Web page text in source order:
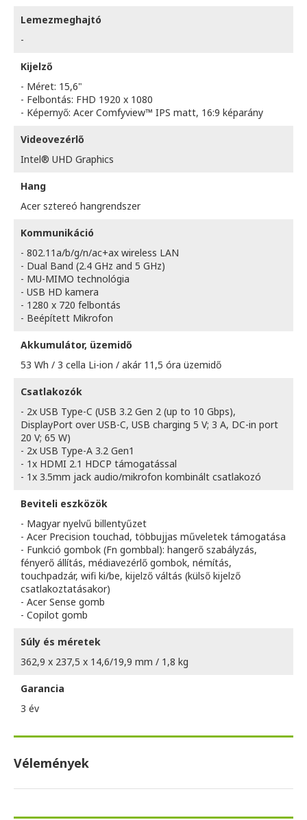
Lemezmeghajtó
-
Kijelző
- Méret: 15,6"
- Felbontás: FHD 1920 x 1080
- Képernyő: Acer Comfyview™ IPS matt, 16:9 képarány
Videovezérlő
Intel® UHD Graphics
Hang
Acer sztereó hangrendszer
Kommunikáció
- 802.11a/b/g/n/ac+ax wireless LAN
- Dual Band (2.4 GHz and 5 GHz)
- MU-MIMO technológia
- USB HD kamera
- 1280 x 720 felbontás
- Beépített Mikrofon
Akkumulátor, üzemidő
53 Wh / 3 cella Li-ion / akár 11,5 óra üzemidő
Csatlakozók
- 2x USB Type-C (USB 3.2 Gen 2 (up to 10 Gbps),
DisplayPort over USB-C, USB charging 5 V; 3 A, DC-in port
20 V; 65 W)
- 2x USB Type-A 3.2 Gen1
- 1x HDMI 2.1 HDCP támogatással
- 1x 3.5mm jack audio/mikrofon kombinált csatlakozó
Beviteli eszközök
- Magyar nyelvű billentyűzet
- Acer Precision touchad, többujjas műveletek támogatása
- Funkció gombok (Fn gombbal): hangerő szabályzás,
fényerő állítás, médiavezérlő gombok, némítás,
touchpadzár, wifi ki/be, kijelző váltás (külső kijelző
csatlakoztatásakor)
- Acer Sense gomb
- Copilot gomb
Súly és méretek
362,9 x 237,5 x 14,6/19,9 mm / 1,8 kg
Garancia
3 év
Vélemények